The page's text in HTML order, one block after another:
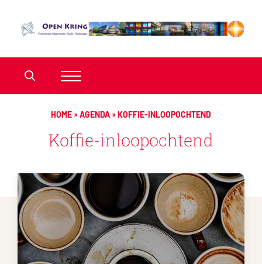
HOME »AGENDA »KOFFIE-INLOOPOCHTEND
Koffie-inloopochtend